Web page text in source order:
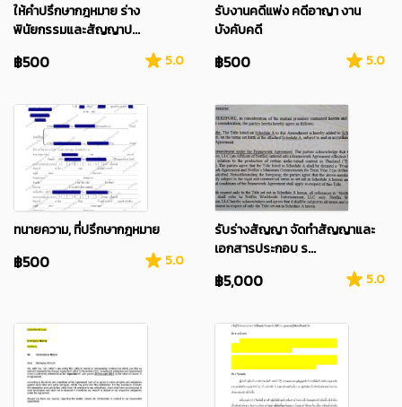
ให้คำปรึกษากฎหมาย ร่าง
พินัยกรรมและสัญญาป...
฿500 5.0
รับงานคดีแพ่ง​ คดีอาญา​ งาน
บังคับคดี
฿500 5.0
ทนายความ, ที่ปรึกษากฎหมาย
฿500 5.0
รับร่างสัญญา จัดทำสัญญาและ
เอกสารประกอบ ร...
฿5,000 5.0